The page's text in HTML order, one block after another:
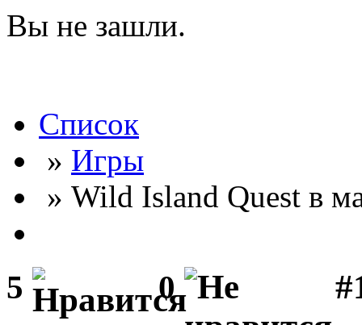
Вы не зашли.
Список
» Игры
» Wild Island Quest в
5 0